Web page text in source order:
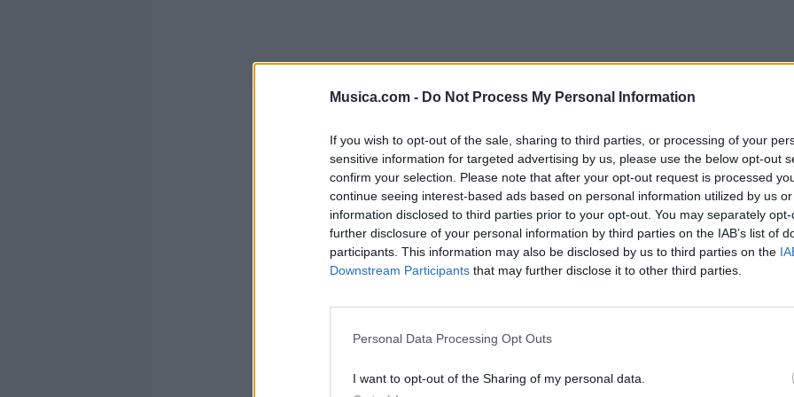
Musica.com - Do Not Process My Personal Information
If you wish to opt-out of the sale, sharing to third parties, or processing of your
sensitive information for targeted advertising by us, please use the below opt-out
confirm your selection. Please note that after your opt-out request is processed
continue seeing interest-based ads based on personal information utilized by us
information disclosed to third parties prior to your opt-out. You may separately
further disclosure of your personal information by third parties on the IAB’s list of
participants. This information may also be disclosed by us to third parties on the
Downstream Participants that may further disclose it to other third parties.
Personal Data Processing Opt Outs
I want to opt-out of the Sharing of my personal data.
Ya sé que miedo estoy pagando nunca debo
De aceptarlo, yo quiero que tomes
Mi mano y que por siempre juntos
Sigamos, solo quiero intentar remediarlo
Sé que sabes que todo es malo, hay cosas que